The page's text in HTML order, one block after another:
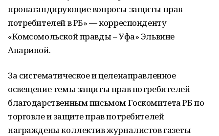
пропагандирующие вопросы защиты прав
потребителей в РБ» — корреспонденту
«Комсомольской правды – Уфа» Эльвине
Апариной.
За систематическое и целенаправленное
освещение темы защиты прав потребителей
благодарственным письмом Госкомитета РБ по
торговле и защите прав потребителей
награждены коллектив журналистов газеты